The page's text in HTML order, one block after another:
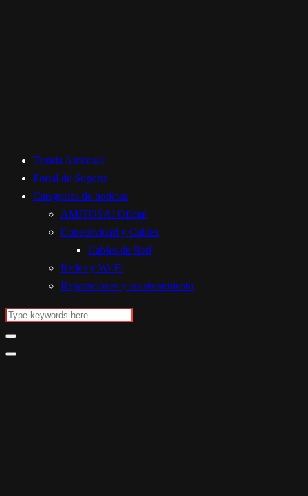
Tienda Amitosai
Portal de Soporte
Categorías de noticias
AMITOSAI Oficial
Conectividad y Cables
Cables de Red
Redes y Wi-Fi
Reparaciones y mantenimiento